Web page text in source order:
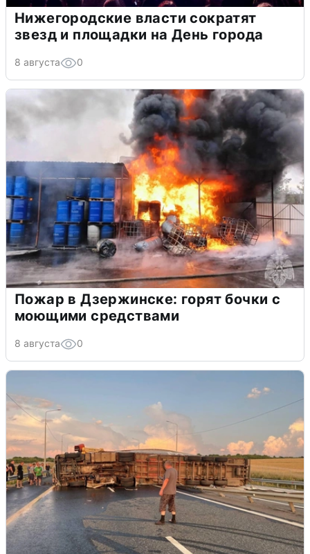
Нижегородские власти сократят
звезд и площадки на День города
8 августа 0
Пожар в Дзержинске: горят бочки с
моющими средствами
8 августа 0